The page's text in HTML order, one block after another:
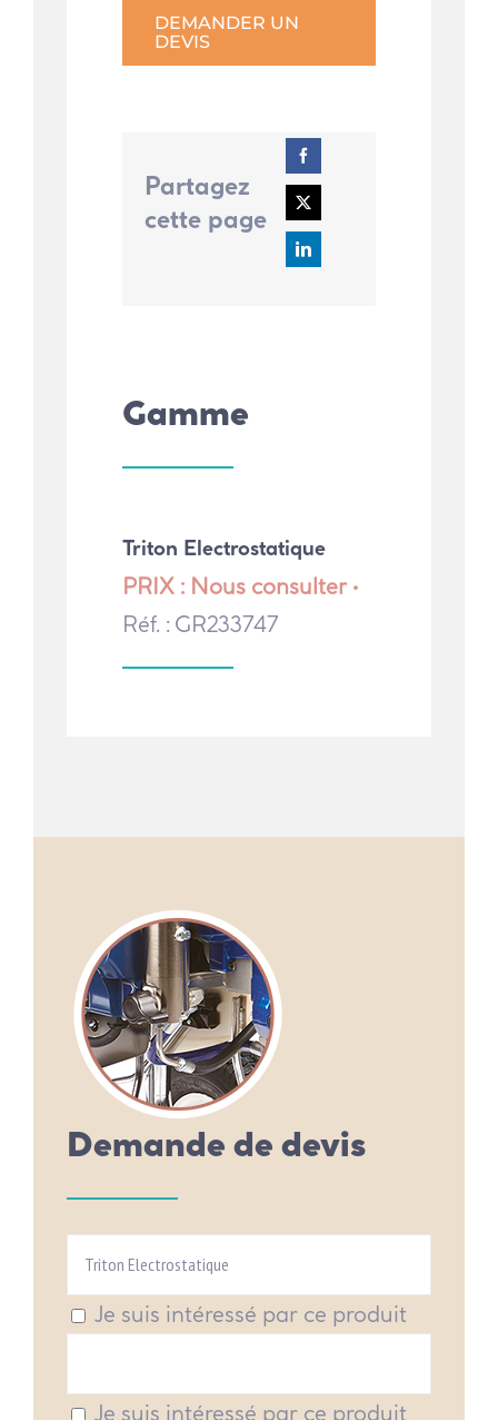
DEMANDER UN
DEVIS
Partagez
cette page
Gamme
Triton Electrostatique
PRIX : Nous consulter •
Réf. : GR233747
Demande de devis
Je suis intéressé par ce produit
Je suis intéressé par ce produit